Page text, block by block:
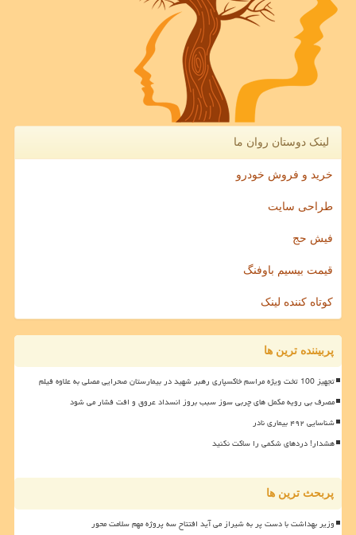
لینک دوستان روان ما
خرید و فروش خودرو
طراحی سایت
فیش حج
قیمت بیسیم باوفنگ
کوتاه کننده لینک
پربیننده ترین ها
تجهیز 100 تخت ویژه مراسم خاکسپاری رهبر شهید در بیمارستان صحرایی مصلی به علاوه فیلم
مصرف بی رویه مکمل های چربی سوز سبب بروز انسداد عروق و افت فشار می شود
شناسایی ۴۹۲ بیماری نادر
هشدار! دردهای شکمی را ساکت نکنید
پربحث ترین ها
وزیر بهداشت با دست پر به شیراز می آید افتتاح سه پروژه مهم سلامت محور